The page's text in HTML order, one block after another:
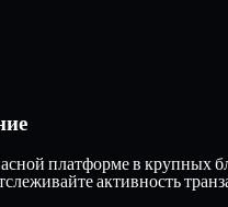
платформе в
активность